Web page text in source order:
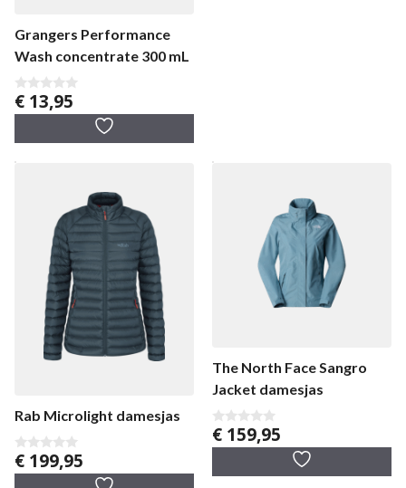
Grangers Performance
Wash concentrate 300 mL
0
v
5
€ 13,95
Rab Microlight damesjas
0
v
€ 199,95
The North Face Sangro
Jacket damesjas
0
v
5
€ 159,95